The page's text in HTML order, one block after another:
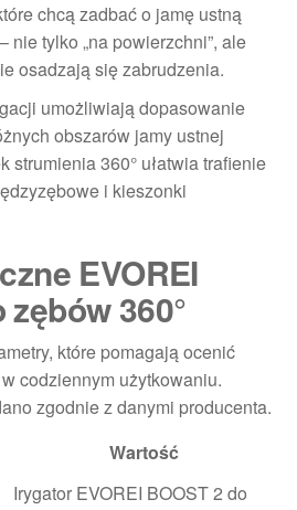
chcą zadbać o jamę ustną
nie tylko „na powierzchni”, ale
osadzają się zabrudzenia.
umożliwiają dopasowanie
obszarów jamy ustnej
strumienia 360° ułatwia trafienie
i kieszonki
EVOREI
zębów 360°
które pomagają ocenić
codziennym użytkowaniu.
zgodnie z danymi producenta.
Wartość
Irygator EVOREI BOOST 2 do